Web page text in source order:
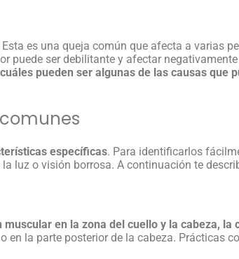
Esta es una queja común que afecta a varias
puede ser debilitante y afectar
pueden ser algunas de las causas que
específicas. Para identificarlos
luz o visión borrosa. A continuación te
muscular en la zona del cuello y la cabeza,
la parte posterior de la cabeza. Prácticas